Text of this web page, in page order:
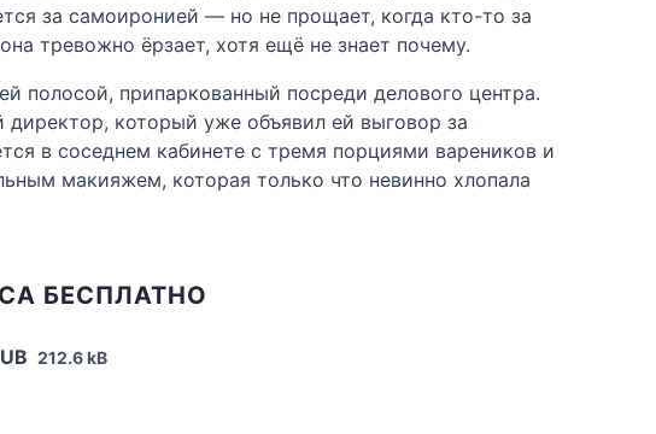
за самоиронией — но не прощает, когда кто-то за
тревожно ёрзает, хотя ещё не знает почему.
полосой, припаркованный посреди делового центра.
который уже объявил ей выговор за
в соседнем кабинете с тремя порциями вареников и
макияжем, которая только что невинно хлопала
БЕСПЛАТНО
212.6 kB